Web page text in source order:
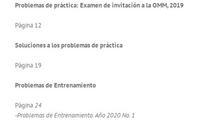
Problemas de práctica: Examen de invitación a la OMM, 2019
Página 12
Soluciones a los problemas de práctica
Página 19
Problemas de Entrenamiento
Página24
-Problemas de Entrenamiento. Año 2020 No. 1